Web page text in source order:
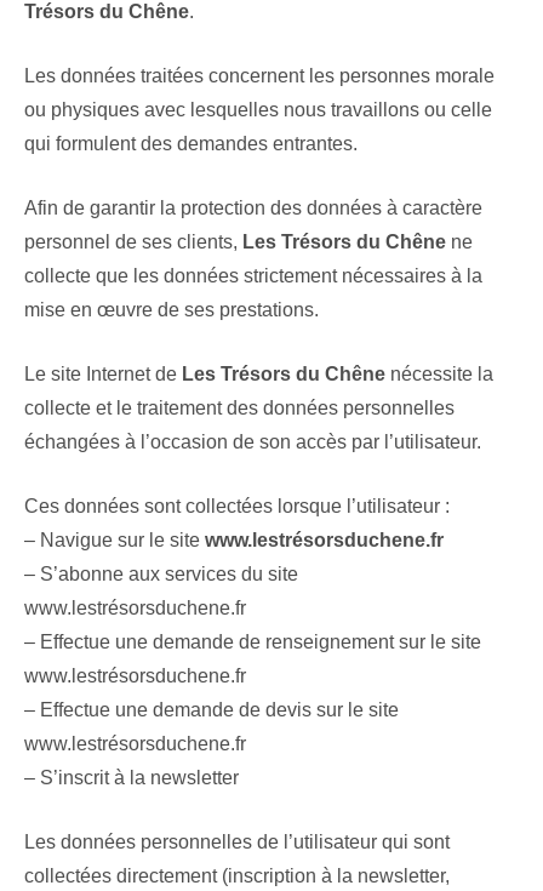
Trésors du Chêne.
Les données traitées concernent les personnes morale
ou physiques avec lesquelles nous travaillons ou celle
qui formulent des demandes entrantes.
Afin de garantir la protection des données à caractère
personnel de ses clients, Les Trésors du Chêne ne
collecte que les données strictement nécessaires à la
mise en œuvre de ses prestations.
Le site Internet de Les Trésors du Chêne nécessite la
collecte et le traitement des données personnelles
échangées à l’occasion de son accès par l’utilisateur.
Ces données sont collectées lorsque l’utilisateur :
– Navigue sur le site www.lestrésorsduchene.fr
– S’abonne aux services du site
www.lestrésorsduchene.fr
– Effectue une demande de renseignement sur le site
www.lestrésorsduchene.fr
– Effectue une demande de devis sur le site
www.lestrésorsduchene.fr
– S’inscrit à la newsletter
Les données personnelles de l’utilisateur qui sont
collectées directement (inscription à la newsletter,